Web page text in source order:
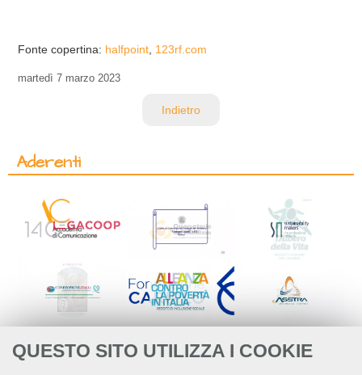
QUESTO SITO UTILIZZA I COOKIE
Fonte copertina: halfpoint, 123rf.com
martedì 7 marzo 2023
Indietro
Aderenti